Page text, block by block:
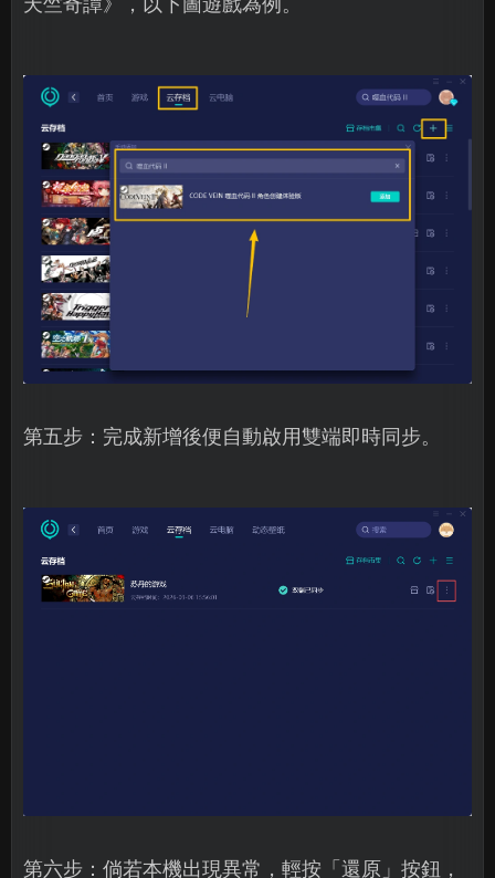
第五步：完成新增後便自動啟用雙端即時同步。
第六步：倘若本機出現異常，輕按「還原」按鈕，